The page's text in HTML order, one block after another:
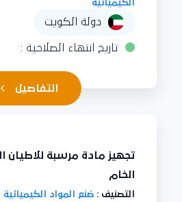
الكيميائية
دولة الكويت
تاريخ انتهاء الصلاحية :
التفاصيل
تجهيز مادة مرسبة للاطيان
الخام
التصنيف : صُنع المواد الكيميائية